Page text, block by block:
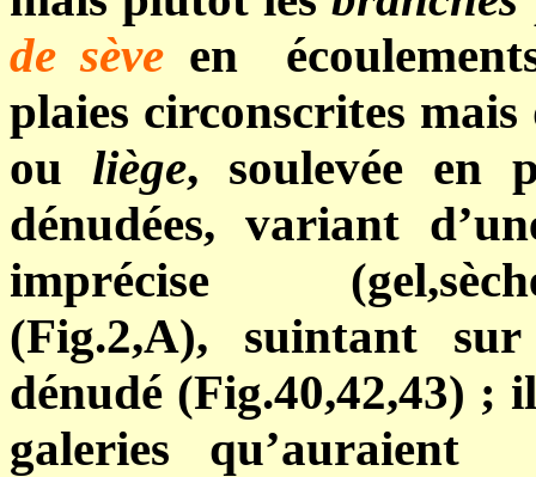
de sève en
plaies circonscrites mais
ou liège, soulevée en
dénudées, variant
imprécise
(Fig.2,A), suintant
dénudé (Fig.40,42,43) ;
galeries